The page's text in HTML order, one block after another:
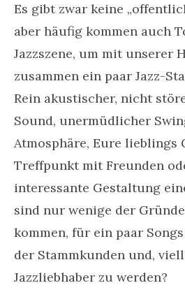
Es gibt zwar keine
aber häufig kommen auch
Jazzszene, um mit unserer
zusammen ein paar Jazz-
Rein akustischer, nicht
Sound, unermüdlicher
Atmosphäre, Eure lieblings
Treffpunkt mit Freunden
interessante Gestaltung
sind nur wenige der
kommen, für ein paar
der Stammkunden und,
Jazzliebhaber zu werden?